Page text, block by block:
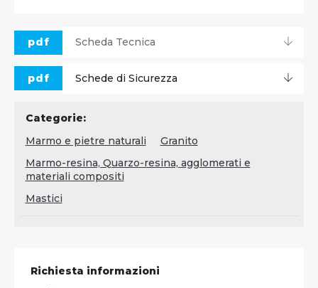
pdf Scheda Tecnica
pdf Schede di Sicurezza
Categorie:
Marmo e pietre naturali
Granito
Marmo-resina, Quarzo-resina, agglomerati e
materiali compositi
Mastici
Richiesta informazioni